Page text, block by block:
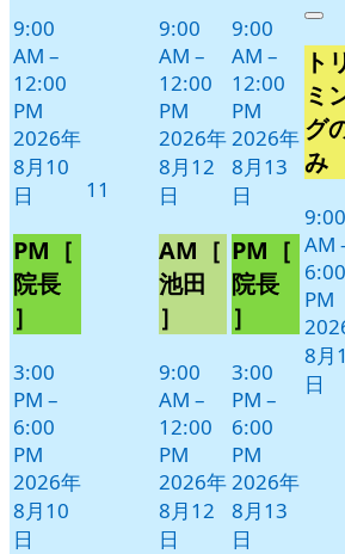
9:00
AM –
12:00
PM
2026年
8月10
日
PM［
院長
］
3:00
PM –
6:00
PM
2026年
8月10
日
11
9:00
AM –
12:00
PM
2026年
8月12
日
AM［
池田
］
9:00
AM –
12:00
PM
2026年
8月12
日
9:00
AM –
12:00
PM
2026年
8月13
日
PM［
院長
］
3:00
PM –
6:00
PM
2026年
8月13
日
ト
ミ
グ
み
9:00
AM
6:00
PM
8月
日